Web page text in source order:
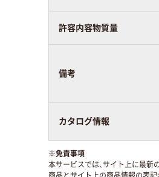
許容内容物質量
備考
カタログ情報
※免責事項
本サービスでは、サイト上に最新